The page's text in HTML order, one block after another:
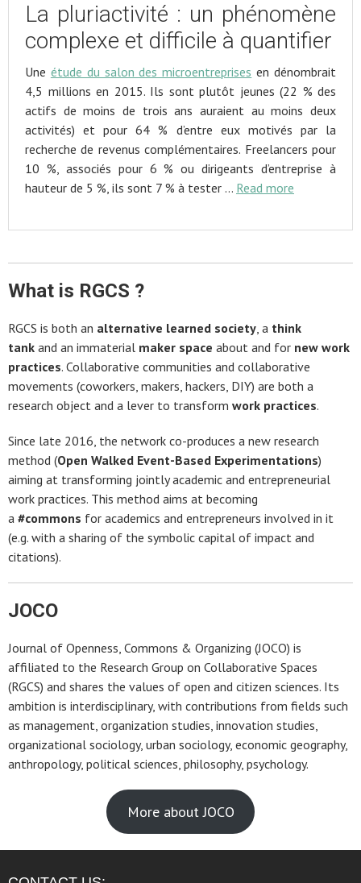
La pluriactivité : un phénomène
complexe et difficile à quantifier
Une étude du salon des microentreprises en dénombrait
4,5 millions en 2015. Ils sont plutôt jeunes (22 % des
actifs de moins de trois ans auraient au moins deux
activités) et pour 64 % d’entre eux motivés par la
recherche de revenus complémentaires. Freelancers pour
10 %, associés pour 6 % ou dirigeants d’entreprise à
hauteur de 5 %, ils sont 7 % à tester … Read more
What is RGCS ?
RGCS is both an alternative learned society, a think
tank and an immaterial maker space about and for new work
practices. Collaborative communities and collaborative
movements (coworkers, makers, hackers, DIY) are both a
research object and a lever to transform work practices.
Since late 2016, the network co-produces a new research
method (Open Walked Event-Based Experimentations)
aiming at transforming jointly academic and entrepreneurial
work practices. This method aims at becoming
a #commons for academics and entrepreneurs involved in it
(e.g. with a sharing of the symbolic capital of impact and
citations).
JOCO
Journal of Openness, Commons & Organizing (JOCO) is
affiliated to the Research Group on Collaborative Spaces
(RGCS) and shares the values of open and citizen sciences. Its
ambition is interdisciplinary, with contributions from fields such
as management, organization studies, innovation studies,
organizational sociology, urban sociology, economic geography,
anthropology, political sciences, philosophy, psychology.
More about JOCO